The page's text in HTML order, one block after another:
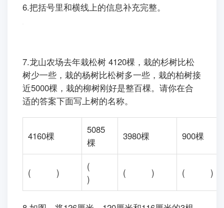
6.把括号里和横线上的信息补充完整。
树少一些，栽的杨树比松树多一些，栽的柏树接
近5000棵，栽的柳树刚好是整百棵。请你在合
适的答案下面写上树的名称。
5085
棵